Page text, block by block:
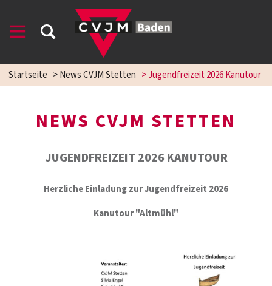
Startseite >News CVJM Stetten >Jugendfreizeit 2026 Kanutour
NEWS CVJM STETTEN
JUGENDFREIZEIT 2026 KANUTOUR
Herzliche Einladung zur Jugendfreizeit 2026
Kanutour "Altmühl"